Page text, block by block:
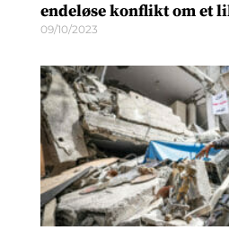
endeløse konflikt om et
09/10/2023